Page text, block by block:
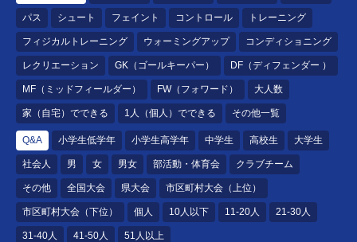
パス シュート フェイント コントロール トレーニング
フィジカルトレーニング ウォーミングアップ コンディショニング
レクリエーション GK（ゴールキーパー） DF（ディフェンダー ）
MF（ミッドフィールダー） FW（フォワード） 大人数
家（自宅）でできる 1人（個人）でできる その他一覧
Q&A 小学生低学年 小学生高学年 中学生 高校生 大学生
社会人 男 女 男女 部活動・体育会 クラブチーム
その他 全国大会 県大会 市区町村大会（上位）
市区町村大会（下位） 個人 10人以下 11-20人 21-30人
31-40人 41-50人 51人以上